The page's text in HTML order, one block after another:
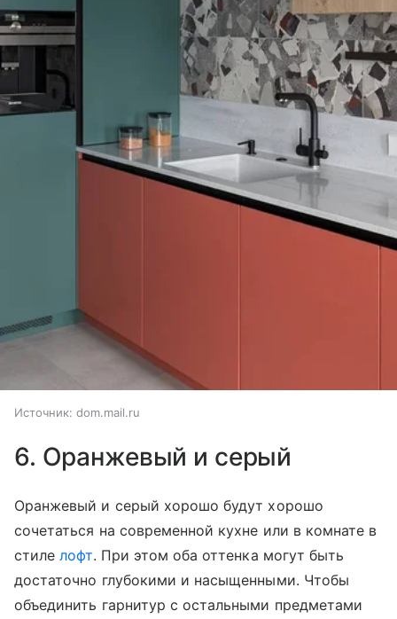
Источник: dom.mail.ru
6. Оранжевый и серый
Оранжевый и серый хорошо будут хорошо
сочетаться на современной кухне или в комнате в
стилелофт. При этом оба оттенка могут быть
достаточно глубокими и насыщенными. Чтобы
объединить гарнитур с остальными предметами